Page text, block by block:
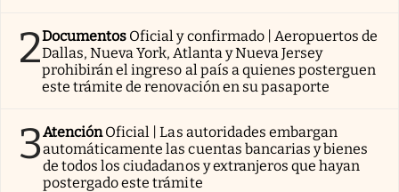
2Documentos Oficial y confirmado | Aeropuertos de
Dallas, Nueva York, Atlanta y Nueva Jersey
prohibirán el ingreso al país a quienes posterguen
este trámite de renovación en su pasaporte
3AtenciónOficial | Las autoridades embargan
automáticamente las cuentas bancarias y bienes
de todos los ciudadanos y extranjeros que hayan
postergado este trámite